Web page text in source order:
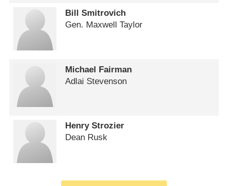
Bill Smitrovich
Gen. Maxwell Taylor
Michael Fairman
Adlai Stevenson
Henry Strozier
Dean Rusk